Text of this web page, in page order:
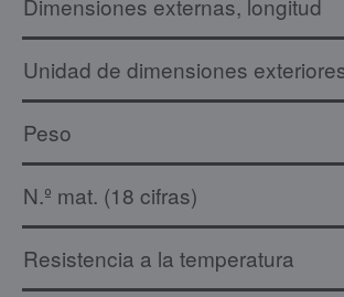
Unidad de dimensiones
Peso
N.º mat. (18 cifras)
Resistencia a la temperatura